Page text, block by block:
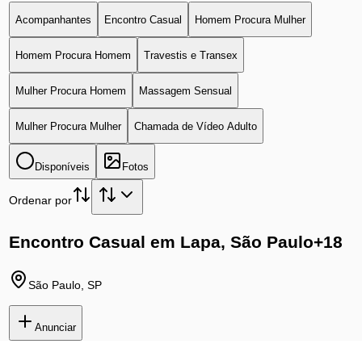
Acompanhantes Encontro Casual Homem Procura Mulher
Homem Procura Homem Travestis e Transex
Mulher Procura Homem Massagem Sensual
Mulher Procura Mulher Chamada de Vídeo Adulto
Disponíveis Fotos
Ordenar por
Encontro Casual em Lapa, São Paulo+18
São Paulo, SP
Anunciar